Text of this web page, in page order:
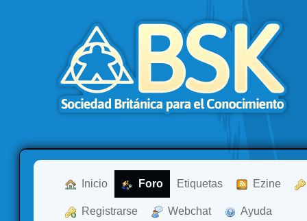
Inicio Foro Etiquetas Ezine
Registrarse Webchat Ayuda